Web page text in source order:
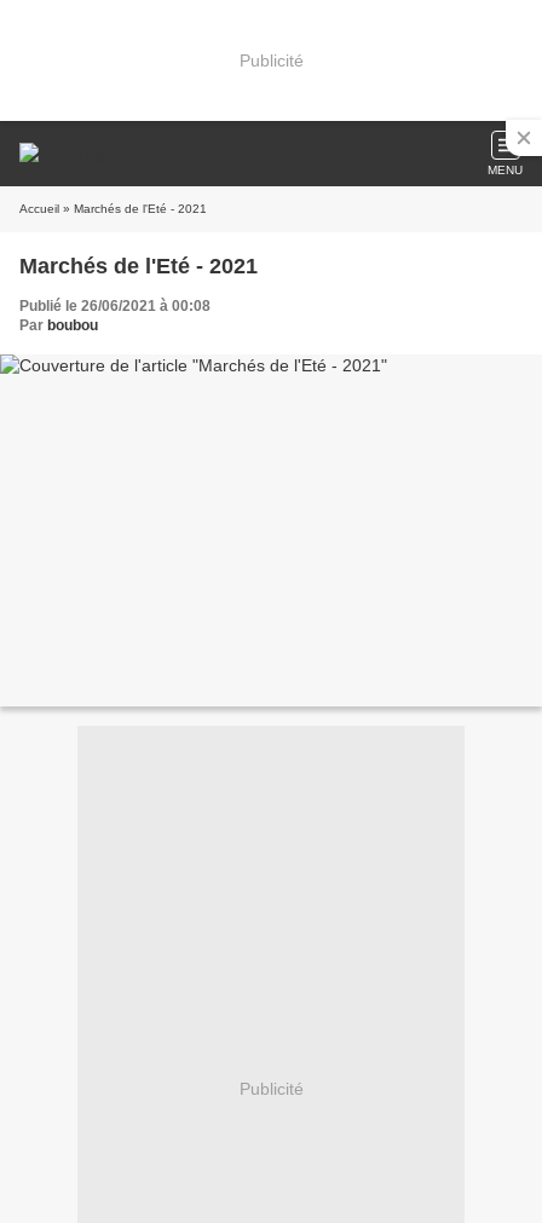
Publicité
MENU
Accueil » Marchés de l'Eté - 2021
Marchés de l'Eté - 2021
Publié le 26/06/2021 à 00:08
Par boubou
Publicité